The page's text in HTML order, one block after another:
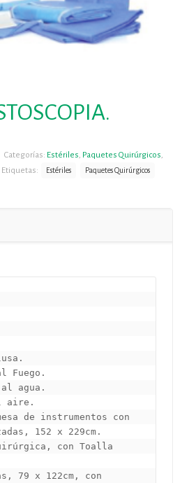
Categorías: Estériles, Paquetes Quirúrgicos,
Etiquetas: Estériles Paquetes Quirúrgicos
Fuego.
al agua.
aire.
de instrumentos con
152 x 229cm.
con Toalla
79 x 122cm, con